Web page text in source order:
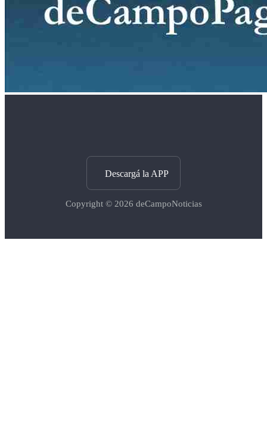
Descargá la APP
Copyright © 2026 deCampoNoticias